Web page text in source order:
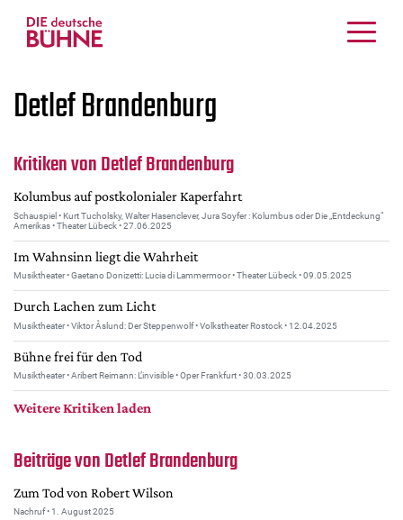
Schauspiel
Tanz
Crossover
Bühnenwelt
Festivals & Veranstaltungen
Menschen & Theater
Themen
Internationales
Nachrufe
Medientipps
DdB-map
Kalender
Premierensuche
Festival-Planer
Detlef Brandenburg
Kritiken von Detlef Brandenburg
Kolumbus auf postkolonialer Kaperfahrt
Schauspiel • Kurt Tucholsky, Walter Hasenclever, Jura Soyfer : Kolumbus oder Die „Entdeckung“
Amerikas • Theater Lübeck • 27.06.2025
Im Wahnsinn liegt die Wahrheit
Musiktheater • Gaetano Donizetti: Lucia di Lammermoor • Theater Lübeck • 09.05.2025
Durch Lachen zum Licht
Musiktheater • Viktor Åslund: Der Steppenwolf • Volkstheater Rostock • 12.04.2025
Bühne frei für den Tod
Musiktheater • Aribert Reimann: L’invisible • Oper Frankfurt • 30.03.2025
Weitere Kritiken laden
Beiträge von Detlef Brandenburg
Zum Tod von Robert Wilson
Nachruf • 1. August 2025